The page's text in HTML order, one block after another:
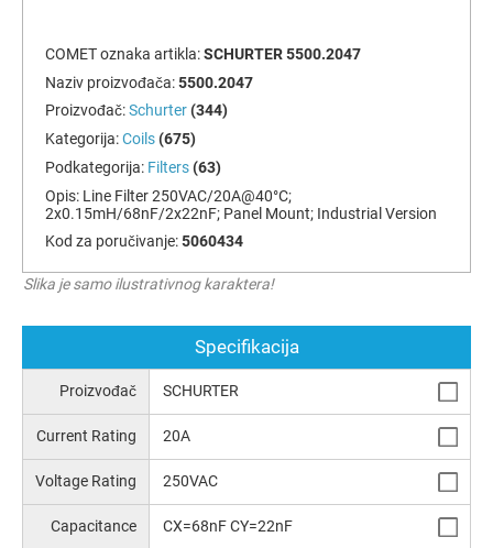
COMET oznaka artikla:SCHURTER 5500.2047
Naziv proizvođača:5500.2047
Proizvođač:Schurter (344)
Kategorija:Coils (675)
Podkategorija: Filters (63)
Opis: Line Filter 250VAC/20A@40°C;
2x0.15mH/68nF/2x22nF; Panel Mount; Industrial Version
Kod za poručivanje:5060434
Slika je samo ilustrativnog karaktera!
Specifikacija
Proizvođač SCHURTER
Current Rating 20A
Voltage Rating 250VAC
Capacitance CX=68nF CY=22nF